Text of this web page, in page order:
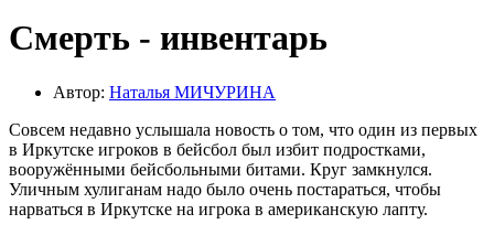
Смерть - инвентарь
Автор: Наталья МИЧУРИНА
Совсем недавно услышала новость о том, что один из первых
в Иркутске игроков в бейсбол был избит подростками,
вооружёнными бейсбольными битами. Круг замкнулся.
Уличным хулиганам надо было очень постараться, чтобы
нарваться в Иркутске на игрока в американскую лапту.